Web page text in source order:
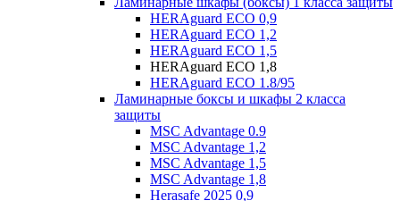
HERAguard ECO 0,9
HERAguard ECO 1,2
HERAguard ECO 1,5
HERAguard ECO 1,8
HERAguard ECO 1.8/95
Ламинарные боксы и шкафы 2 класса
защиты
MSC Advantage 0.9
MSC Advantage 1,2
MSC Advantage 1,5
MSC Advantage 1,8
Herasafe 2025 0,9